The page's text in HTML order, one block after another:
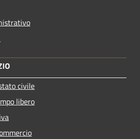
civile
libero